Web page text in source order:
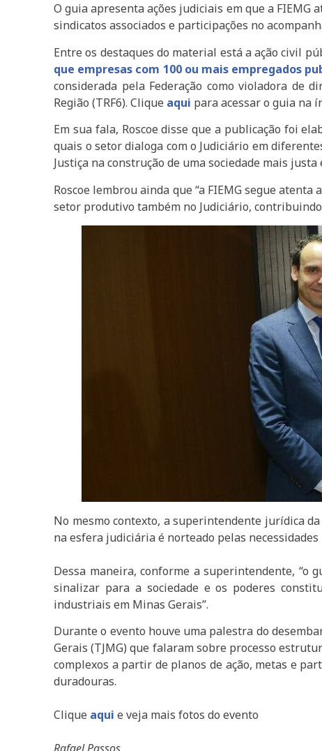
O guia apresenta ações judiciais em que a FIEMG
sindicatos associados e participações no
Entre os destaques do material está a ação civil
que empresas com 100 ou mais empregados
considerada pela Federação como violadora de
Região (TRF6). Clique aqui para acessar o guia na
Em sua fala, Roscoe disse que a publicação foi
quais o setor dialoga com o Judiciário em
Justiça na construção de uma sociedade mais justa
Roscoe lembrou ainda que “a FIEMG segue
setor produtivo também no Judiciário,
No mesmo contexto, a superintendente jurídica
na esfera judiciária é norteado pelas
Dessa maneira, conforme a superintendente, “o
sinalizar para a sociedade e os poderes
industriais em Minas Gerais”.
Durante o evento houve uma palestra do
Gerais (TJMG) que falaram sobre processo
complexos a partir de planos de ação, metas e
duradouras.
Clique aqui e veja mais fotos do evento